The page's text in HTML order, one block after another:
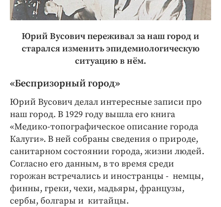
Юрий Вусович переживал за наш город и
старался изменить эпидемиологическую
ситуацию в нём.
«Беспризорный город»
Юрий Вусович делал интересные записи про
наш город. В 1929 году вышла его книга
«Медико-топографическое описание города
Калуги». В ней собраны сведения о природе,
санитарном состоянии города, жизни людей.
Согласно его данным, в то время среди
горожан встречались и иностранцы - немцы,
финны, греки, чехи, мадьяры, французы,
сербы, болгары и китайцы.